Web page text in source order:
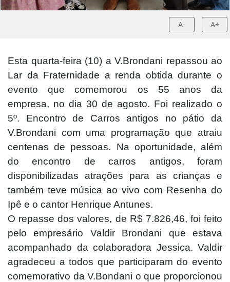
A- A+
Esta quarta-feira (10) a V.Brondani repassou ao
Lar da Fraternidade a renda obtida durante o
evento que comemorou os 55 anos da
empresa, no dia 30 de agosto. Foi realizado o
5º. Encontro de Carros antigos no pátio da
V.Brondani com uma programação que atraiu
centenas de pessoas. Na oportunidade, além
do encontro de carros antigos, foram
disponibilizadas atrações para as crianças e
também teve música ao vivo com Resenha do
Ipê e o cantor Henrique Antunes.
O repasse dos valores, de R$ 7.826,46, foi feito
pelo empresário Valdir Brondani que estava
acompanhado da colaboradora Jessica. Valdir
agradeceu a todos que participaram do evento
comemorativo da V.Bondani o que proporcionou